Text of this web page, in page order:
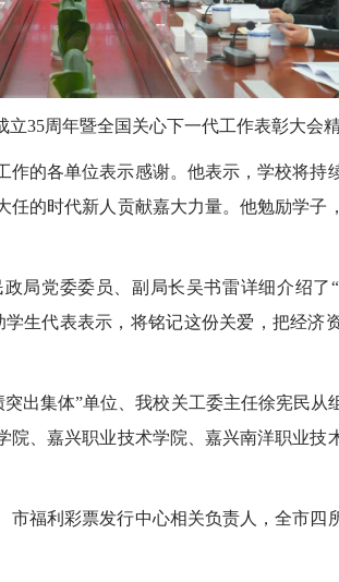
35周年暨全国关心下一代工作表彰大会精
作的各单位表示感谢。他表示，学校将持
的时代新人贡献嘉大力量。他勉励学子
局党委委员、副局长吴书雷详细介绍了
生代表表示，将铭记这份关爱，把经济
出集体”单位、我校关工委主任徐宪民从
院、嘉兴职业技术学院、嘉兴南洋职业技
市福利彩票发行中心相关负责人，全市四